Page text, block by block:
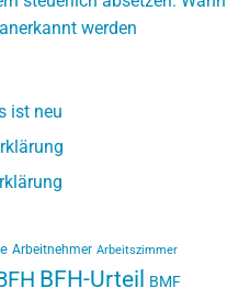
werden
ist neu
Arbeitnehmer Arbeitszimmer
BFH-Urteil BMF